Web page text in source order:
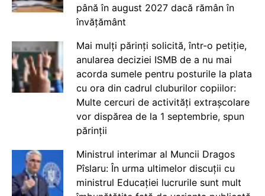
până în august 2027 dacă rămân în
învățământ
Mai mulți părinți solicită, într-o petiție,
anularea deciziei ISMB de a nu mai
acorda sumele pentru posturile la plata
cu ora din cadrul cluburilor copiilor:
Multe cercuri de activități extrașcolare
vor dispărea de la 1 septembrie, spun
părinții
Ministrul interimar al Muncii Dragos
Pîslaru: În urma ultimelor discuții cu
ministrul Educației lucrurile sunt mult